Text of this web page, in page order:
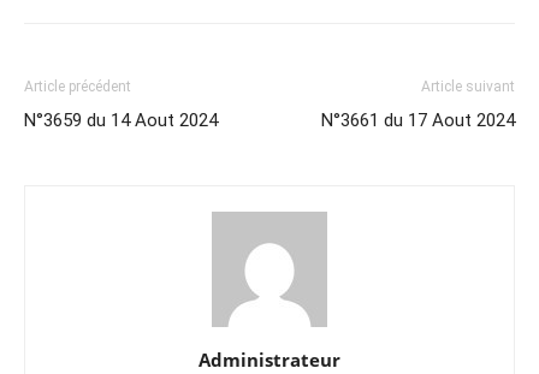
Article précédent
N°3659 du 14 Aout 2024
Article suivant
N°3661 du 17 Aout 2024
Administrateur